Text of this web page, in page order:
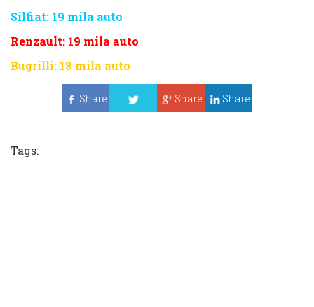
Silfiat: 19 mila auto
Renzault: 19 mila auto
Bugrilli: 18 mila auto
Share
Share Share
Tags: